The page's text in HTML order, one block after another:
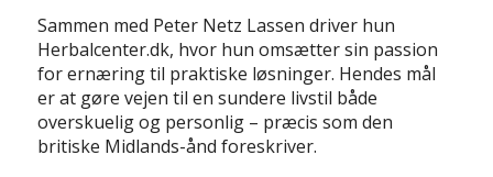
Sammen med Peter Netz Lassen driver hun
Herbalcenter.dk, hvor hun omsætter sin passion
for ernæring til praktiske løsninger. Hendes mål
er at gøre vejen til en sundere livstil både
overskuelig og personlig – præcis som den
britiske Midlands-ånd foreskriver.